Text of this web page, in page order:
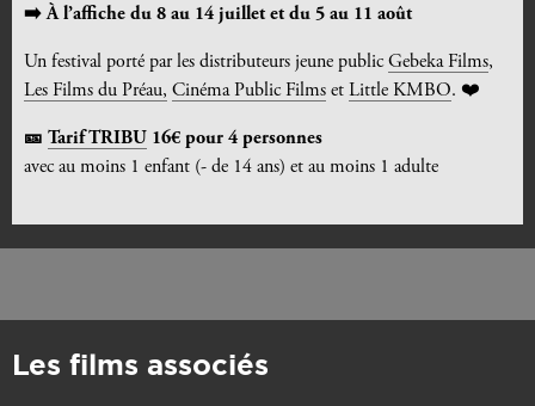
➡️ À l’affiche du 8 au 14 juillet et du 5 au 11 août
Un festival porté par les distributeurs jeune publicGebeka Films,
Les Films du Préau, Cinéma Public Films et Little KMBO. ❤️
🎫 Tarif TRIBU 16€ pour 4 personnes
avec au moins 1 enfant (- de 14 ans) et au moins 1 adulte
Les films associés